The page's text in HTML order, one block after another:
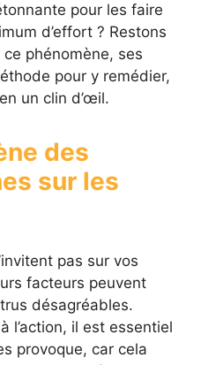
pour les faire
d’effort ? Restons
phénomène, ses
pour y remédier,
un clin d’œil.
des
sur les
pas sur vos
facteurs peuvent
désagréables.
l’action, il est essentiel
provoque, car cela